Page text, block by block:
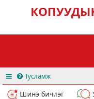
Тусламж
Шинэ бичлэг